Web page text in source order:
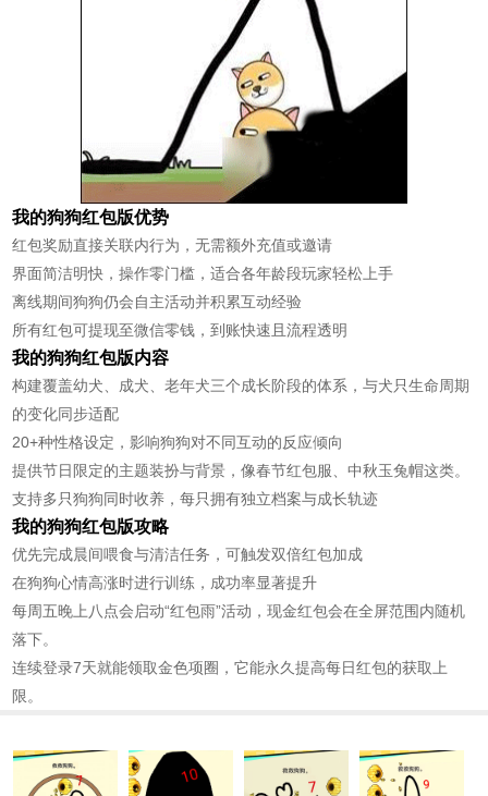
我的狗狗红包版优势
红包奖励直接关联内行为，无需额外充值或邀请
界面简洁明快，操作零门槛，适合各年龄段玩家轻松上手
离线期间狗狗仍会自主活动并积累互动经验
所有红包可提现至微信零钱，到账快速且流程透明
我的狗狗红包版内容
构建覆盖幼犬、成犬、老年犬三个成长阶段的体系，与犬只生命周期
的变化同步适配
20+种性格设定，影响狗狗对不同互动的反应倾向
提供节日限定的主题装扮与背景，像春节红包服、中秋玉兔帽这类。
支持多只狗狗同时收养，每只拥有独立档案与成长轨迹
我的狗狗红包版攻略
优先完成晨间喂食与清洁任务，可触发双倍红包加成
在狗狗心情高涨时进行训练，成功率显著提升
每周五晚上八点会启动“红包雨”活动，现金红包会在全屏范围内随机
落下。
连续登录7天就能领取金色项圈，它能永久提高每日红包的获取上
限。